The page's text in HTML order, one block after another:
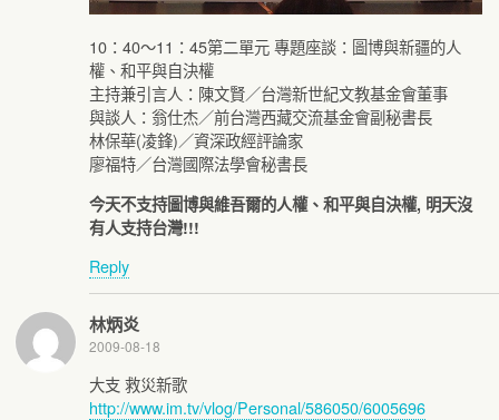
10：40～11：45第二單元 專題座談：圖博與新疆的人
權、和平與自決權
主持兼引言人：陳文賢／台灣新世紀文教基金會董事
與談人：翁仕杰／前台灣西藏交流基金會副秘書長
林保華(凌鋒)／資深政經評論家
廖福特／台灣國際法學會秘書長
今天不支持圖博與維吾爾的人權、和平與自決權, 明天沒
有人支持台灣!!!
Reply
林炳炎
2009-08-18
大支 救災新歌
http://www.im.tv/vlog/Personal/586050/6005696